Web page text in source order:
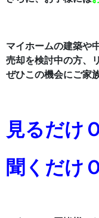
マイホームの建築や
売却を検討中の方、
ぜひこの機会にご家
見るだけ
聞くだけ